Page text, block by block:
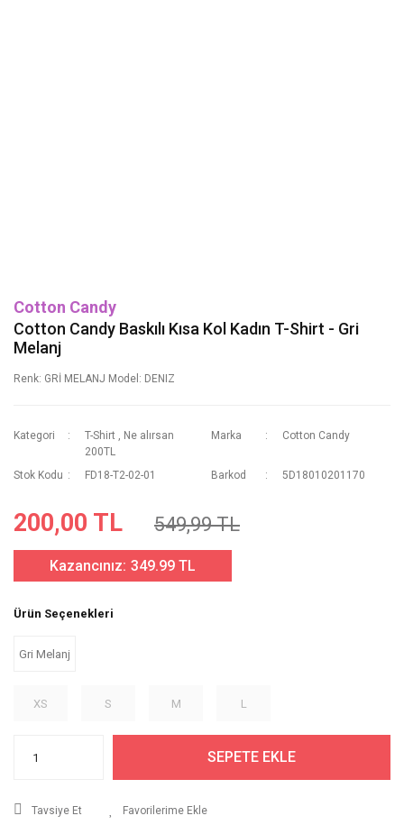
Cotton Candy
Cotton Candy Baskılı Kısa Kol Kadın T-Shirt - Gri
Melanj
Renk: GRİ MELANJ Model: DENIZ
Kategori T-Shirt , Ne alırsan
200TL
Marka Cotton Candy
Stok Kodu FD18-T2-02-01 Barkod 5D18010201170
200,00 TL 549,99 TL
Kazancınız: 349.99 TL
Ürün Seçenekleri
Gri Melanj
XS S M L
SEPETE EKLE
Tavsiye Et